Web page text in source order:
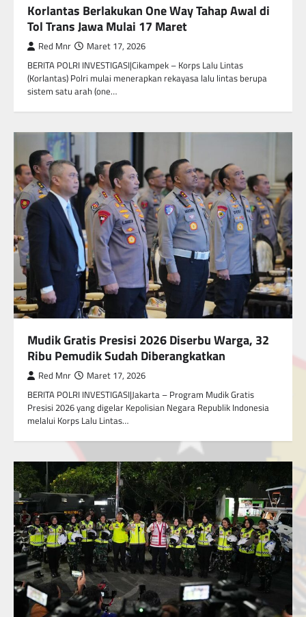
Korlantas Berlakukan One Way Tahap Awal di
Tol Trans Jawa Mulai 17 Maret
Red Mnr Maret 17, 2026
BERITA POLRI INVESTIGASI|Cikampek – Korps Lalu Lintas
(Korlantas) Polri mulai menerapkan rekayasa lalu lintas berupa
sistem satu arah (one…
Mudik Gratis Presisi 2026 Diserbu Warga, 32
Ribu Pemudik Sudah Diberangkatkan
Red Mnr Maret 17, 2026
BERITA POLRI INVESTIGASI|Jakarta – Program Mudik Gratis
Presisi 2026 yang digelar Kepolisian Negara Republik Indonesia
melalui Korps Lalu Lintas…